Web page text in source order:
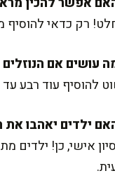
רק כדאי להוסיף
להוסיף עוד רבע
אישי, כן!